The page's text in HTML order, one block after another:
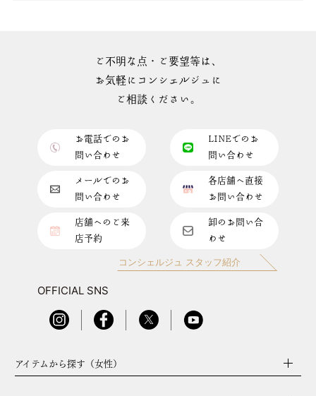
ご不明な点・ご要望等は、
お気軽にコンシェルジュに
ご相談ください。
お電話でのお
問い合わせ
LINEでのお
問い合わせ
メールでのお
問い合わせ
各店舗へ直接
お問い合わせ
店舗へのご来
店予約
卸のお問い合
わせ
コンシェルジュ スタッフ紹介
OFFICIAL SNS
アイテムから探す（女性）